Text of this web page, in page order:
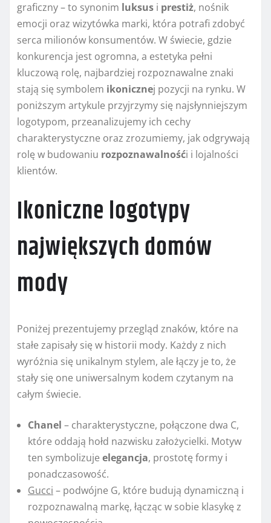
graficzny – to synonim luksus i prestiż, nośnik
emocji oraz wizytówka marki, która potrafi zdobyć
serca milionów konsumentów. W świecie, gdzie
konkurencja jest ogromna, a estetyka pełni
kluczową rolę, najbardziej rozpoznawalne znaki
stają się symbolem ikonicznej pozycji na rynku. W
poniższym artykule przyjrzymy się najsłynniejszym
logotypom, przeanalizujemy ich cechy
charakterystyczne oraz zrozumiemy, jak odgrywają
rolę w budowaniu rozpoznawalnośći i lojalności
klientów.
Ikoniczne logotypy
największych domów
mody
Poniżej prezentujemy przegląd znaków, które na
stałe zapisały się w historii mody. Każdy z nich
wyróżnia się unikalnym stylem, ale łączy je to, że
stały się one uniwersalnym kodem czytanym na
całym świecie.
Chanel – charakterystyczne, połączone dwa C,
które oddają hołd nazwisku założycielki. Motyw
ten symbolizuje elegancja, prostotę formy i
ponadczasowość.
Gucci – podwójne G, które budują dynamiczną i
rozpoznawalną markę, łącząc w sobie klasykę z